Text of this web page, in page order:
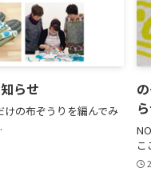
らせ
けの布ぞうりを編んでみ
こ